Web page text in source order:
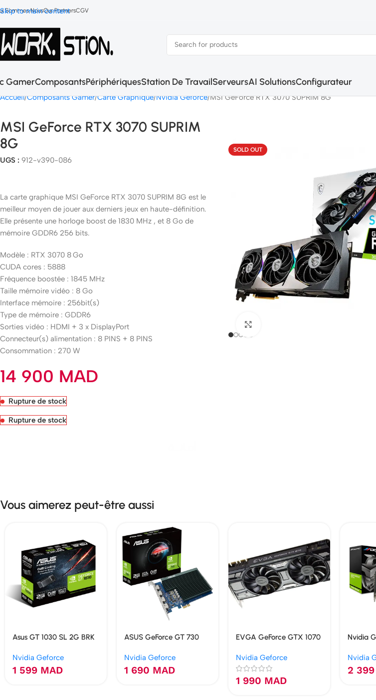
Skip to main content
Sommes NousOur PartnersCGV
GamerComposantsPériphériquesStation De TravailServeursAI SolutionsConfigurateur
Accueil Composants Gamer Carte Graphique Nvidia Geforce MSI GeForce RTX 3070 SUPRIM 8G
MSI GeForce RTX 3070 SUPRIM
8G
UGS : 912-v390-086
La carte graphique MSI GeForce RTX 3070 SUPRIM 8G est le
meilleur moyen de jouer aux derniers jeux en haute-définition.
Elle présente une horloge boost de 1830 MHz , et 8 Go de
mémoire GDDR6 256 bits.
Modèle : RTX 3070 8 Go
CUDA cores : 5888
Fréquence boostée : 1845 MHz
Taille mémoire vidéo : 8 Go
Interface mémoire : 256bit(s)
Type de mémoire : GDDR6
Sorties vidéo : HDMI + 3 x DisplayPort
Connecteur(s) alimentation : 8 PINS + 8 PINS
Consommation : 270 W
14 900 MAD
Rupture de stock
Rupture de stock
SOLD OUT
Vous aimerez peut-être aussi
Asus GT 1030 SL 2G BRK
Nvidia Geforce
1 599 MAD
ASUS GeForce GT 730
Multi-Moniteur
Nvidia Geforce
1 690 MAD
EVGA GeForce GTX 1070
GDDR5
Nvidia Geforce
1 990 MAD
Nvidia
Nvidia
2 399